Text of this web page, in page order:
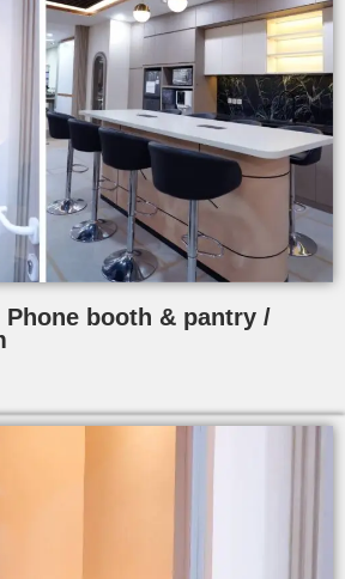
booth & pantry /